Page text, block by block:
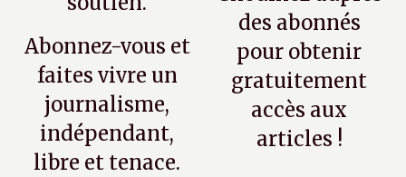
Abonnez-vous et
faites vivre un
journalisme,
indépendant,
libre et tenace.
des abonnés
pour obtenir
gratuitement
accès aux
articles !